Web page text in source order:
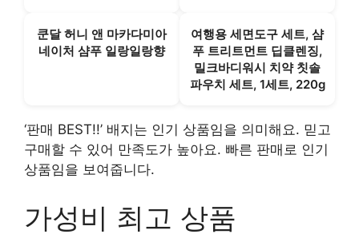
쿤달 허니 앤 마카다미아
네이처 샴푸 일랑일랑향
여행용 세면도구 세트, 샴
푸 트리트먼트 딥클렌징,
밀크바디워시 치약 칫솔
파우치 세트, 1세트, 220g
‘판매 BEST!!’ 배지는 인기 상품임을 의미해요. 믿고
구매할 수 있어 만족도가 높아요. 빠른 판매로 인기
상품임을 보여줍니다.
가성비 최고 상품